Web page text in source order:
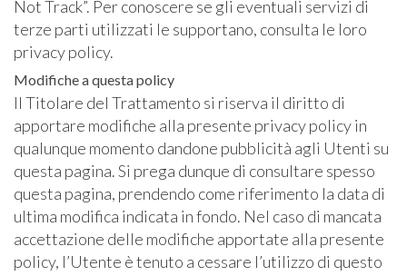
Not Track”. Per conoscere se gli eventuali servizi di
terze parti utilizzati le supportano, consulta le loro
privacy policy.
Modifiche a questa policy
Il Titolare del Trattamento si riserva il diritto di
apportare modifiche alla presente privacy policy in
qualunque momento dandone pubblicità agli Utenti su
questa pagina. Si prega dunque di consultare spesso
questa pagina, prendendo come riferimento la data di
ultima modifica indicata in fondo. Nel caso di mancata
accettazione delle modifiche apportate alla presente
policy, l’Utente è tenuto a cessare l’utilizzo di questo